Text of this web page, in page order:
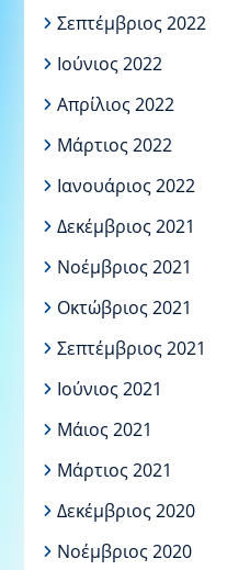
Σεπτέμβριος 2022
Ιούνιος 2022
Απρίλιος 2022
Μάρτιος 2022
Ιανουάριος 2022
Δεκέμβριος 2021
Νοέμβριος 2021
Οκτώβριος 2021
Σεπτέμβριος 2021
Ιούνιος 2021
Μάιος 2021
Μάρτιος 2021
Δεκέμβριος 2020
Νοέμβριος 2020